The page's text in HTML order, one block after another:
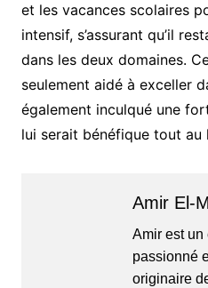
et les vacances scolaires
intensif, s’assurant qu’il
dans les deux domaines.
seulement aidé à exceller
également inculqué une
lui serait bénéfique tout au
Amir El-
Amir est un
passionné
originaire